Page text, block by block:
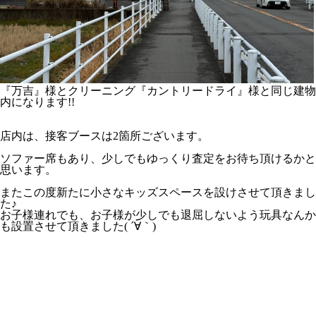
『万吉』様とクリーニング『カントリードライ』様と同じ建物
内になります!!
店内は、接客ブースは2箇所ございます。
ソファー席もあり、少しでもゆっくり査定をお待ち頂けるかと
思います。
またこの度新たに小さなキッズスペースを設けさせて頂きまし
た♪
お子様連れでも、お子様が少しでも退屈しないよう玩具なんか
も設置させて頂きました( ´∀｀)